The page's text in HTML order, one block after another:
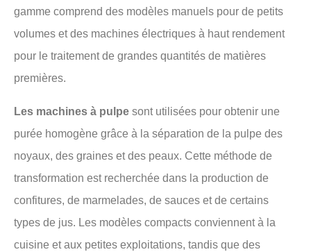
gamme comprend des modèles manuels pour de petits
volumes et des machines électriques à haut rendement
pour le traitement de grandes quantités de matières
premières.
Les machines à pulpe sont utilisées pour obtenir une
purée homogène grâce à la séparation de la pulpe des
noyaux, des graines et des peaux. Cette méthode de
transformation est recherchée dans la production de
confitures, de marmelades, de sauces et de certains
types de jus. Les modèles compacts conviennent à la
cuisine et aux petites exploitations, tandis que des